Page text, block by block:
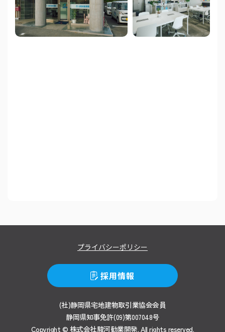
(社)静岡県宅地建物取引業協会会員
静岡県知事免許(09)第007048号
Copyright © 株式会社駿河勧業開発.All rights reserved.
プライバシーポリシー
採用情報